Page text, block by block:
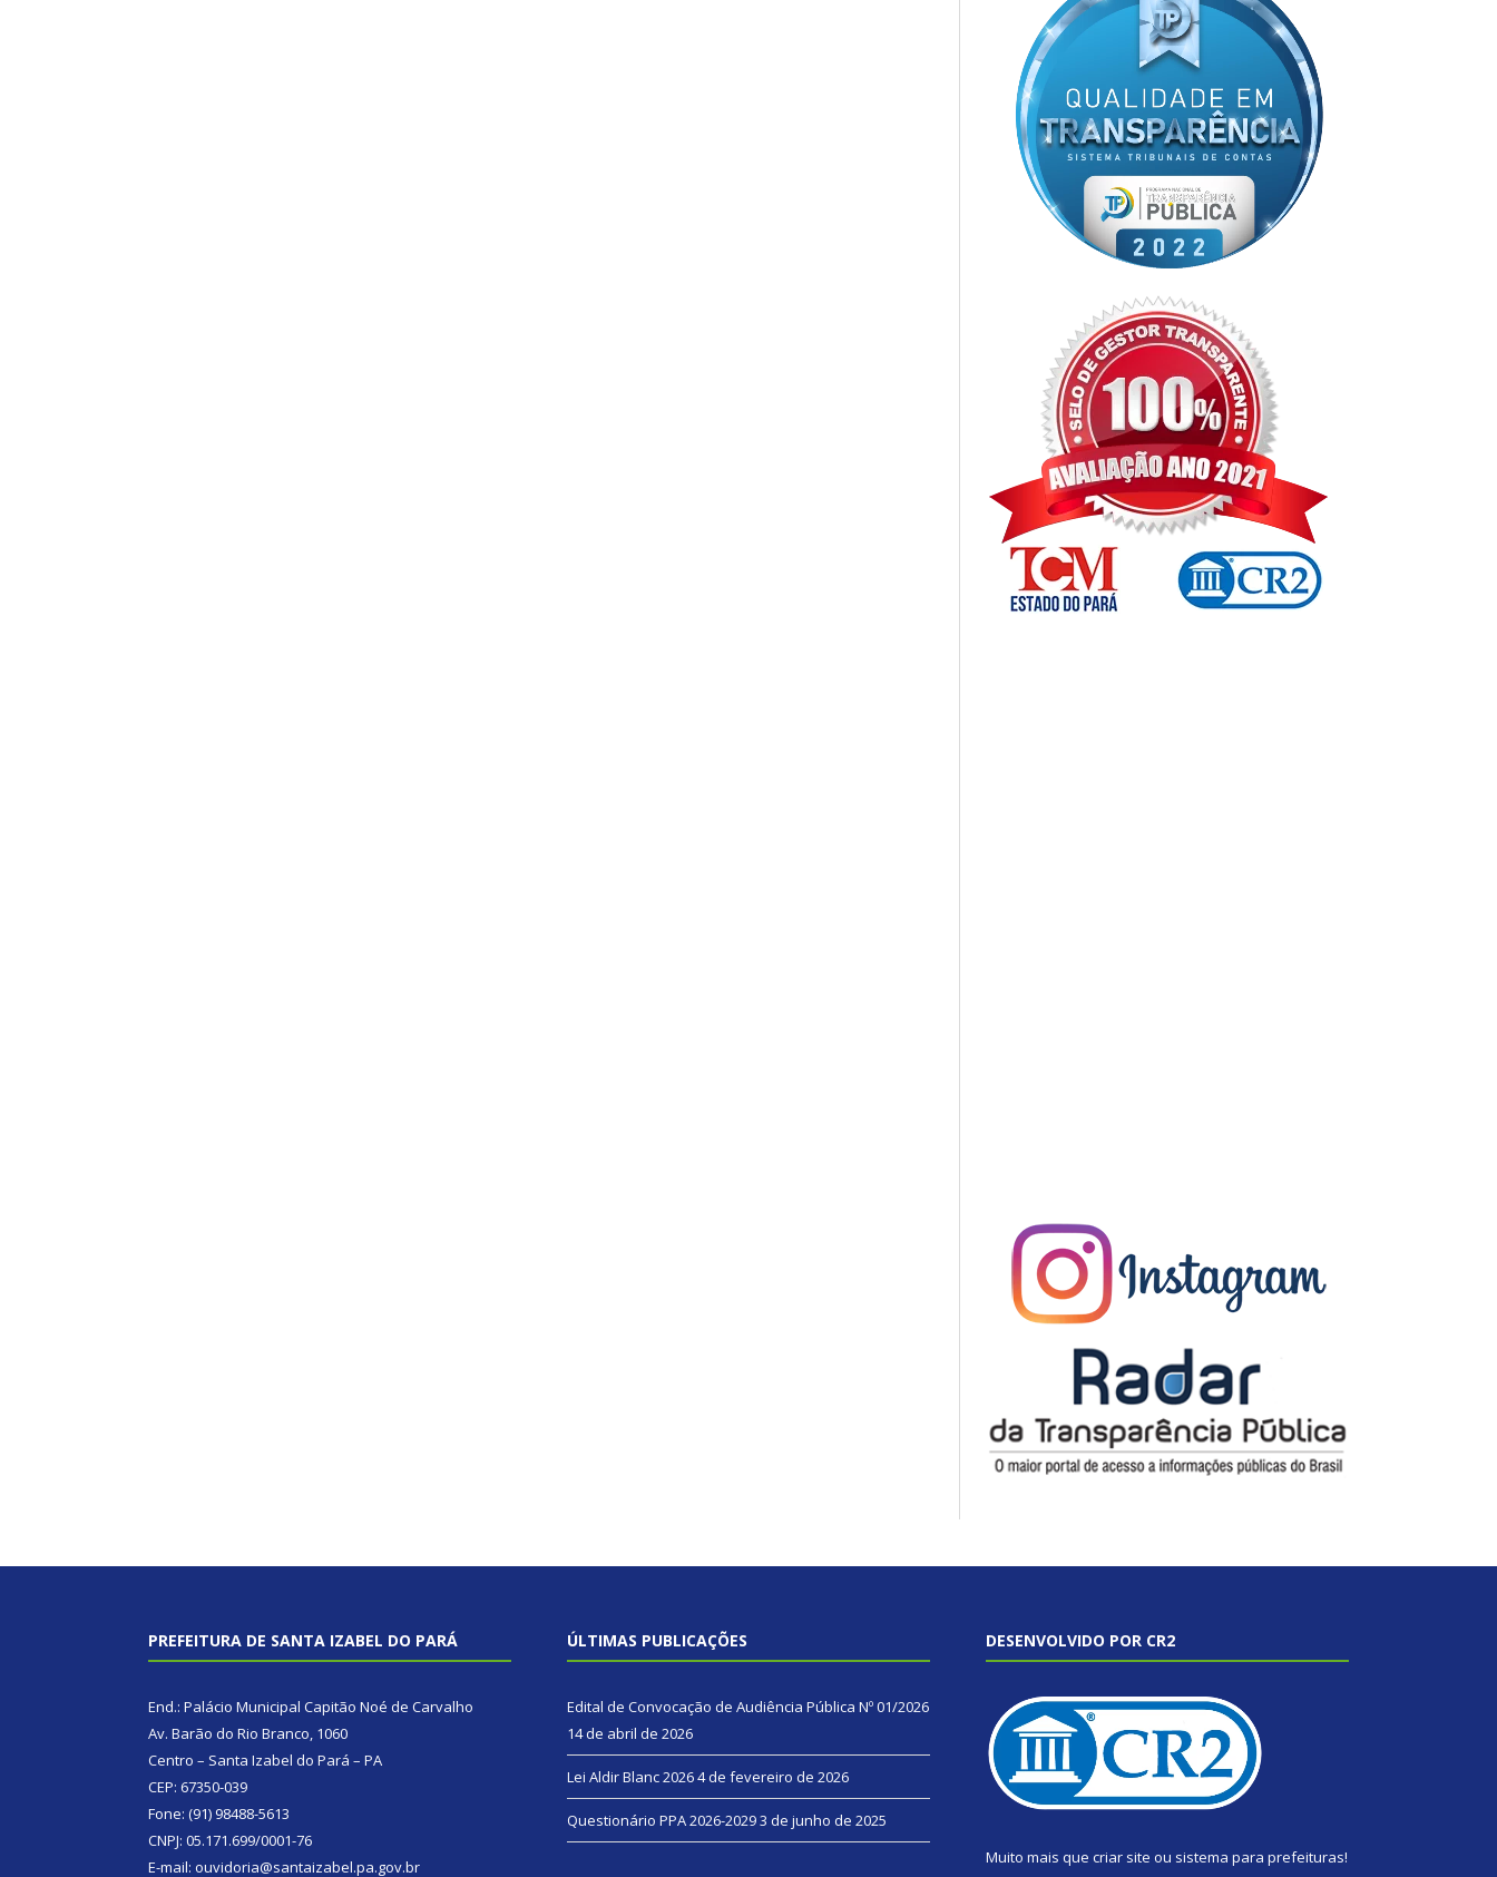
PREFEITURA DE SANTA IZABEL DO PARÁ
End.: Palácio Municipal Capitão Noé de Carvalho
Av. Barão do Rio Branco, 1060
Centro – Santa Izabel do Pará – PA
CEP: 67350-039
Fone: (91) 98488-5613
CNPJ: 05.171.699/0001-76
E-mail: ouvidoria@santaizabel.pa.gov.br
ÚLTIMAS PUBLICAÇÕES
Edital de Convocação de Audiência Pública Nº 01/2026
14 de abril de 2026
Lei Aldir Blanc 20264 de fevereiro de 2026
Questionário PPA 2026-20293 de junho de 2025
DESENVOLVIDO POR CR2
Muito mais que criar site ou sistema para prefeituras!